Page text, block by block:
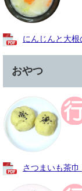
にんじんと大
おやつ
さつまいも茶